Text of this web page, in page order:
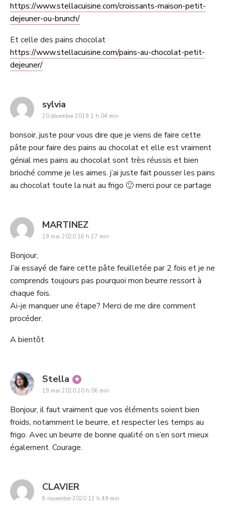
https://www.stellacuisine.com/croissants-maison-petit-
dejeuner-ou-brunch/
Et celle des pains chocolat
https://www.stellacuisine.com/pains-au-chocolat-petit-
dejeuner/
sylvia
20 décembre 2019 1 h 04 min
bonsoir, juste pour vous dire que je viens de faire cette
pâte pour faire des pains au chocolat et elle est vraiment
génial mes pains au chocolat sont très réussis et bien
brioché comme je les aimes. j’ai juste fait pousser les pains
au chocolat toute la nuit au frigo 🙂 merci pour ce partage
MARTINEZsays:
19 mai 2020 18 h 27 min
Bonjour,
J’ai essayé de faire cette pâte feuilletée par 2 fois et je ne
comprends toujours pas pourquoi mon beurre ressort à
chaque fois.
Ai-je manquer une étape? Merci de me dire comment
procéder.
A bientôt
Stella says:
19 mai 2020 20 h 06 min
Bonjour, il faut vraiment que vos éléments soient bien
froids, notamment le beurre, et respecter les temps au
frigo. Avec un beurre de bonne qualité on s’en sort mieux
également. Courage.
CLAVIERsays:
8 novembre 2020 12 h 49 min